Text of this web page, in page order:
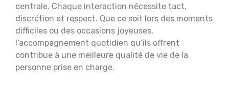
centrale. Chaque interaction nécessite tact,
discrétion et respect. Que ce soit lors des moments
difficiles ou des occasions joyeuses,
l’accompagnement quotidien qu’ils offrent
contribue à une meilleure qualité de vie de la
personne prise en charge.